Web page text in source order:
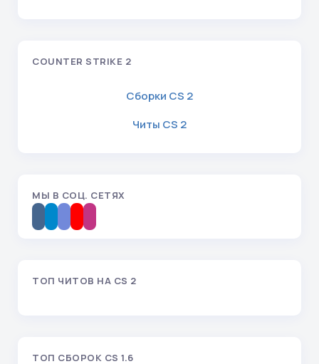
COUNTER STRIKE 2
Сборки CS 2
Читы CS 2
МЫ В СОЦ. СЕТЯХ
ТОП ЧИТОВ НА CS 2
ТОП СБОРОК CS 1.6